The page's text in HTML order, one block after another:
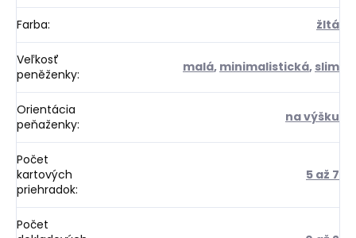
Farba: žltá
Veľkosť
peněženky: malá, minimalistická, slim
Orientácia
peňaženky: na výšku
Počet
kartových
priehradok:
5 až 7
Počet